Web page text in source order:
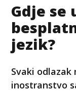
Gdje se
jezik?
Svaki
inostranstvo